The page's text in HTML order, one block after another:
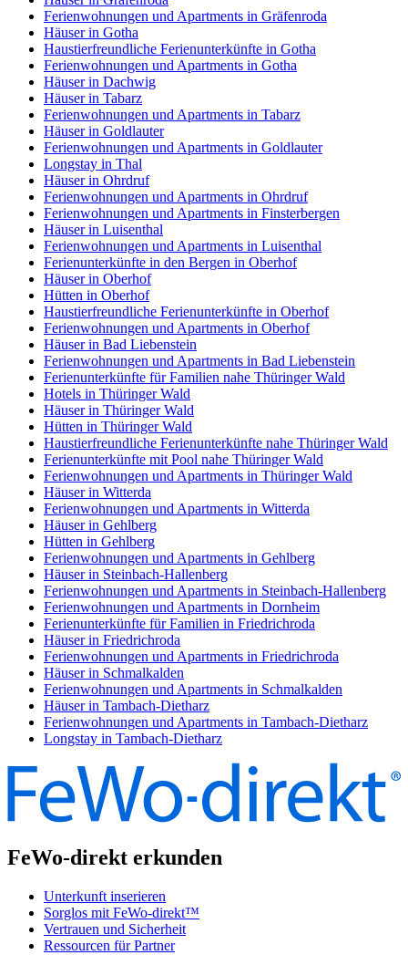
Ferienwohnungen und Apartments in Gräfenroda
Häuser in Gotha
Haustierfreundliche Ferienunterkünfte in Gotha
Ferienwohnungen und Apartments in Gotha
Häuser in Dachwig
Häuser in Tabarz
Ferienwohnungen und Apartments in Tabarz
Häuser in Goldlauter
Ferienwohnungen und Apartments in Goldlauter
Longstay in Thal
Häuser in Ohrdruf
Ferienwohnungen und Apartments in Ohrdruf
Ferienwohnungen und Apartments in Finsterbergen
Häuser in Luisenthal
Ferienwohnungen und Apartments in Luisenthal
Ferienunterkünfte in den Bergen in Oberhof
Häuser in Oberhof
Hütten in Oberhof
Haustierfreundliche Ferienunterkünfte in Oberhof
Ferienwohnungen und Apartments in Oberhof
Häuser in Bad Liebenstein
Ferienwohnungen und Apartments in Bad Liebenstein
Ferienunterkünfte für Familien nahe Thüringer Wald
Hotels in Thüringer Wald
Häuser in Thüringer Wald
Hütten in Thüringer Wald
Haustierfreundliche Ferienunterkünfte nahe Thüringer Wald
Ferienunterkünfte mit Pool nahe Thüringer Wald
Ferienwohnungen und Apartments in Thüringer Wald
Häuser in Witterda
Ferienwohnungen und Apartments in Witterda
Häuser in Gehlberg
Hütten in Gehlberg
Ferienwohnungen und Apartments in Gehlberg
Häuser in Steinbach-Hallenberg
Ferienwohnungen und Apartments in Steinbach-Hallenberg
Ferienwohnungen und Apartments in Dornheim
Ferienunterkünfte für Familien in Friedrichroda
Häuser in Friedrichroda
Ferienwohnungen und Apartments in Friedrichroda
Häuser in Schmalkalden
Ferienwohnungen und Apartments in Schmalkalden
Häuser in Tambach-Dietharz
Ferienwohnungen und Apartments in Tambach-Dietharz
Longstay in Tambach-Dietharz
FeWo-direkt erkunden
Unterkunft inserieren
Sorglos mit FeWo-direkt™
Vertrauen und Sicherheit
Ressourcen für Partner